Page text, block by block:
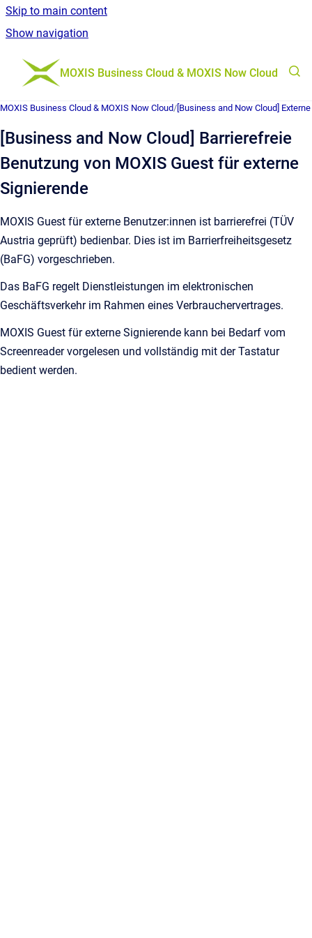
Skip to main content
Show navigation
Go to homepage
MOXIS Business Cloud & MOXIS Now Cloud
MOXIS Business Cloud & MOXIS Now Cloud/ [Business and Now Cloud]
[Business and Now Cloud] Barrierefreie
Benutzung von MOXIS Guest für externe
Signierende
MOXIS Guest für externe Benutzer:innen ist barrierefrei (TÜV
Austria geprüft) bedienbar. Dies ist im Barrierfreiheitsgesetz
(BaFG) vorgeschrieben.
Das BaFG regelt Dienstleistungen im elektronischen
Geschäftsverkehr im Rahmen eines Verbrauchervertrages.
MOXIS Guest für externe Signierende kann bei Bedarf vom
Screenreader vorgelesen und vollständig mit der Tastatur
bedient werden.